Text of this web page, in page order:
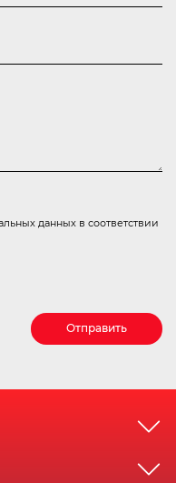
данных в соответствии
Отправить